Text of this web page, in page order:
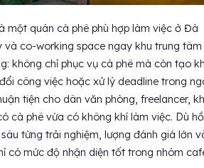
một quán cà phê phù hợp làm việc ở Đà
co-working space ngay khu trung tâm
không chỉ phục vụ cà phê mà còn tạo
công việc hoặc xử lý deadline trong
tiện cho dân văn phòng, freelancer,
cà phê vừa có không khí làm việc. Dù
từng trải nghiệm, lượng đánh giá lớn
có mức độ nhận diện tốt trong nhóm